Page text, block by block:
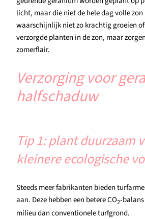
licht, maar die niet de hele dag volle zon
waarschijnlijk niet zo krachtig groeien
verzorgde planten in de zon, maar
zomerflair.
Verzorging voor
halfschaduw
Tip 1: plant duurzaam
kleinere ecologische
Steeds meer fabrikanten bieden
aan. Deze hebben een betere CO2-
milieu dan conventionele turfgrond.